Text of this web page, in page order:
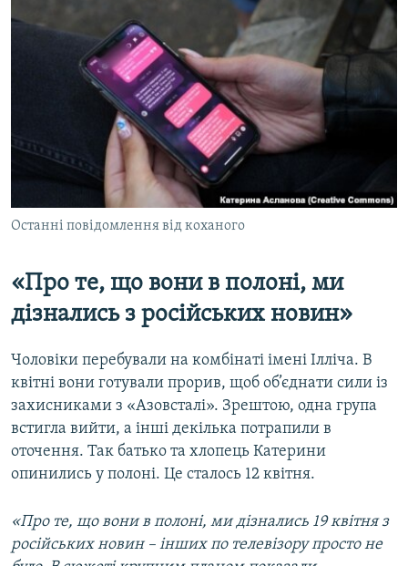
Останні повідомлення від коханого
«Про те, що вони в полоні, ми
дізнались з російських новин»
Чоловіки перебували на комбінаті імені Ілліча. В
квітні вони готували прорив, щоб об’єднати сили із
захисниками з «Азовсталі». Зрештою, одна група
встигла вийти, а інші декілька потрапили в
оточення. Так батько та хлопець Катерини
опинились у полоні. Це сталось 12 квітня.
«Про те, що вони в полоні, ми дізнались 19 квітня з
російських новин – інших по телевізору просто не